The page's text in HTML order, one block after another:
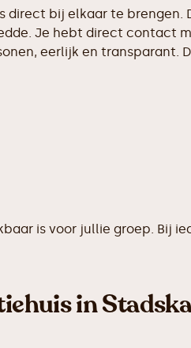
bij elkaar te
Je hebt direct contact
eerlijk en transparant.
is voor jullie groep. Bij
in